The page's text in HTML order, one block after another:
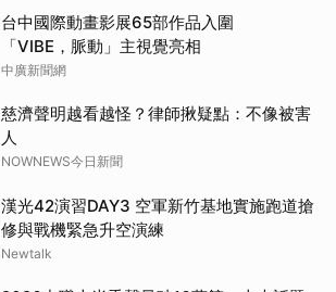
台中國際動畫影展65部作品入圍
「VIBE，脈動」主視覺亮相
中廣新聞網
慈濟聲明越看越怪？律師揪疑點：不像被害
人
NOWNEWS今日新聞
漢光42演習DAY3 空軍新竹基地實施跑道搶
修與戰機緊急升空演練
Newtalk